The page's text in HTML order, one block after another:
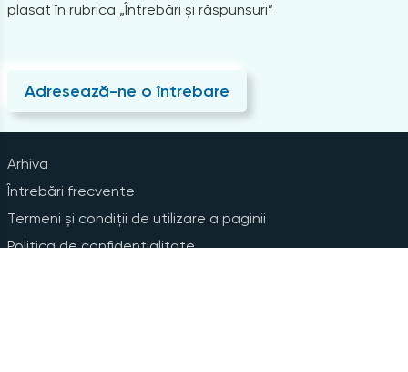
plasat în rubrica „Întrebări și răspunsuri”
Adresează-ne o întrebare
Arhiva
Întrebări frecvente
Termeni și condiții de utilizare a paginii
Politica de confidențialitate